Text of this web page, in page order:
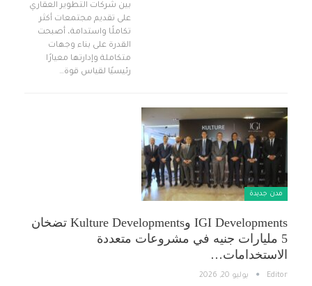
بين شركات التطوير العقاري
على تقديم مجتمعات أكثر
تكاملًا واستدامة، أصبحت
القدرة على بناء وجهات
متكاملة وإدارتها معيارًا
رئيسيًا لقياس قوة…
مدن جديدة
IGI Developments وKulture Developments تضخان
5 مليارات جنيه في مشروعات متعددة
الاستخدامات…
Editor يوليو 20, 2026